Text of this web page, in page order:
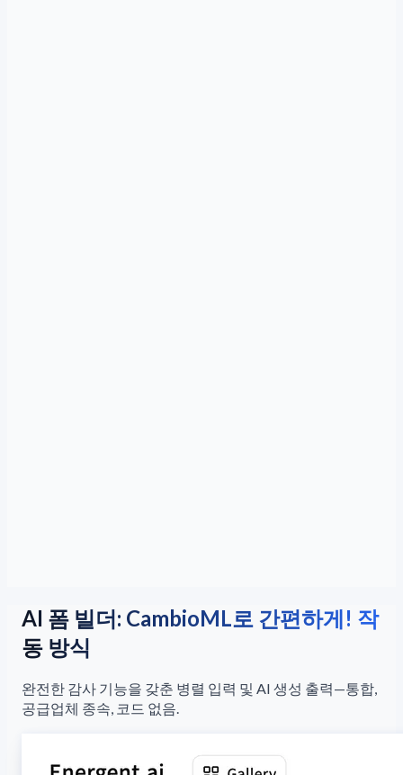
AI 폼 빌더: CambioML로 간편하게! 작
동 방식
완전한 감사 기능을 갖춘 병렬 입력 및 AI 생성 출력—통합,
공급업체 종속, 코드 없음.